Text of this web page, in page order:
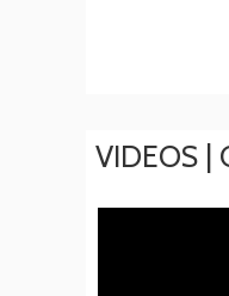
VIDEOS |